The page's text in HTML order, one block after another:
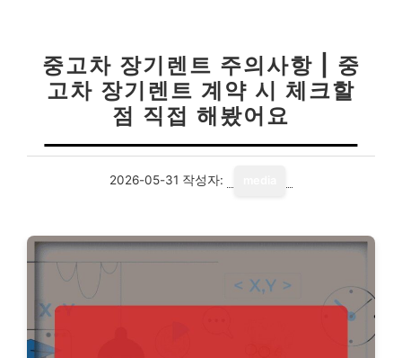
중고차 장기렌트 주의사항 | 중
고차 장기렌트 계약 시 체크할
점 직접 해봤어요
2026-05-31 작성자: